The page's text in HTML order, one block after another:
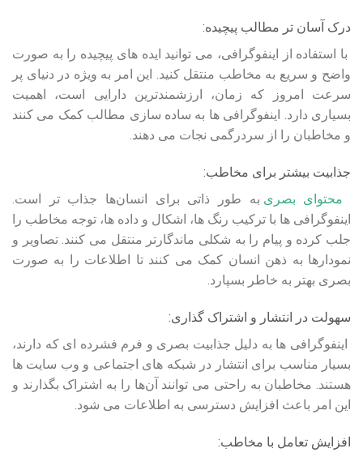
درک آسان‌ تر مطالب پیچیده:
با استفاده از اینفوگرافی، می‌ توانید ایده‌ های پیچیده را به صورت
واضح و سریع به مخاطب منتقل کنید. این امر به ویژه در دنیای پر
سرعت امروز که زمان، ارزشمندترین دارایی است، اهمیت
بسیاری دارد. اینفوگرافی ها به ساده‌ سازی مطالب کمک می‌ کنند
و مخاطبان را از سردرگمی نجات می‌ دهند.
جذابیت بیشتر برای مخاطب:
محتوای بصری به طور ذاتی برای انسان‌ها جذاب‌ تر است.
اینفوگرافی ها با ترکیب رنگ‌ ها، اشکال و داده‌ ها، توجه مخاطب را
جلب کرده و پیام را به شکلی ماندگارتر منتقل می‌ کنند. تصاویر و
نمودارها به ذهن انسان کمک می‌ کنند تا اطلاعات را به صورت
بصری بهتر به خاطر بسپارد.
سهولت در انتشار و اشتراک‌ گذاری:
اینفوگرافی ها به دلیل جذابیت بصری و فرم فشرده‌ ای که دارند،
بسیار مناسب برای انتشار در شبکه‌ های اجتماعی و وب سایت‌ ها
هستند. مخاطبان به راحتی می‌ توانند آن‌ها را به اشتراک بگذارند و
این امر باعث افزایش دسترسی به اطلاعات می‌ شود.
افزایش تعامل با مخاطب: